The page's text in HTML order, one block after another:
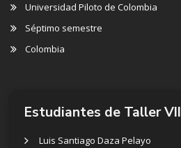
Universidad Piloto de Colombia
Séptimo semestre
Colombia
Estudiantes de Taller VII
Luis Santiago Daza Pelayo